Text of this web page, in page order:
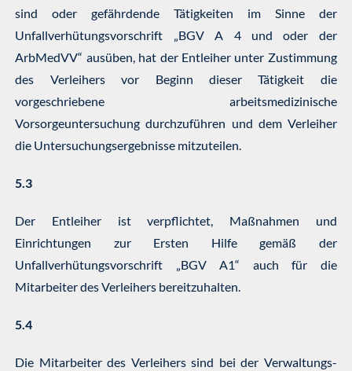
sind oder gefährdende Tätigkeiten im Sinne der
Unfallverhütungsvorschrift „BGV A 4 und oder der
ArbMedVV“ ausüben, hat der Entleiher unter Zustimmung
des Verleihers vor Beginn dieser Tätigkeit die
vorgeschriebene arbeitsmedizinische
Vorsorgeuntersuchung durchzuführen und dem Verleiher
die Untersuchungsergebnisse mitzuteilen.
5.3
Der Entleiher ist verpflichtet, Maßnahmen und
Einrichtungen zur Ersten Hilfe gemäß der
Unfallverhütungsvorschrift „BGV A1“ auch für die
Mitarbeiter des Verleihers bereitzuhalten.
5.4
Die Mitarbeiter des Verleihers sind bei der Verwaltungs-